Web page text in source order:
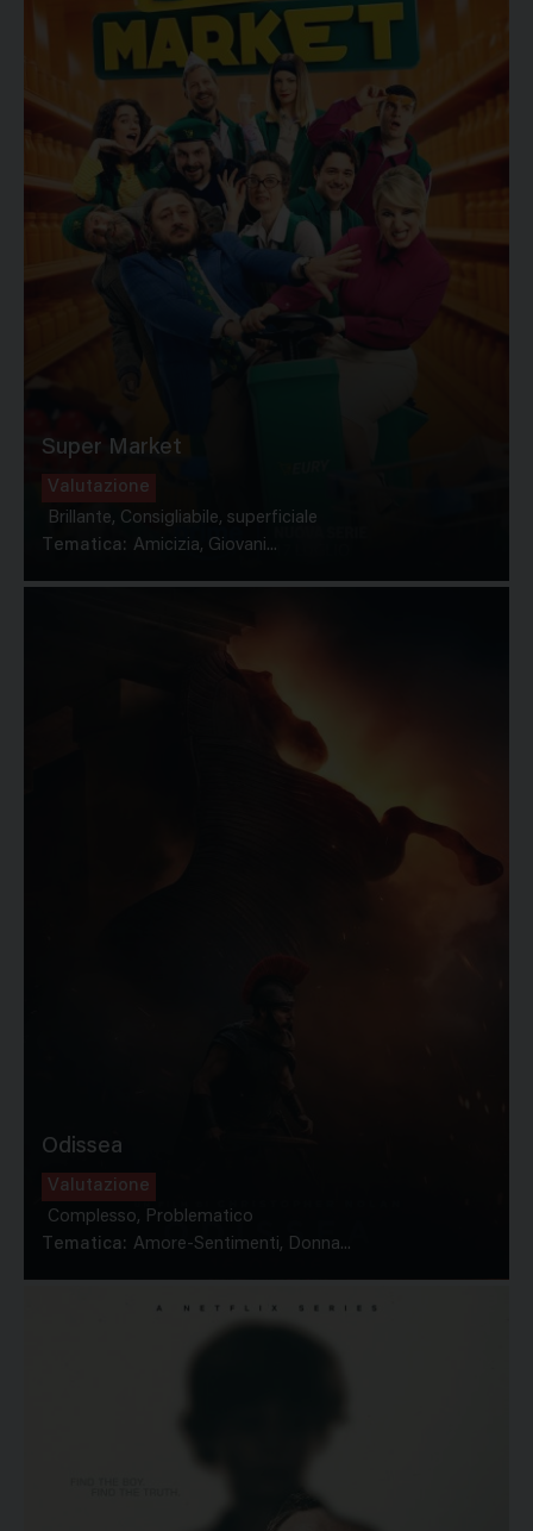
Super Market
Valutazione
Brillante, Consigliabile, superficiale
Tematica: Amicizia, Giovani...
Odissea
Valutazione
Complesso, Problematico
Tematica: Amore-Sentimenti, Donna...